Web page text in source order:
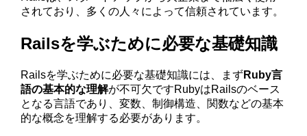
されており、多くの人々によって信頼されています。
Railsを学ぶために必要な基礎知識
Railsを学ぶために必要な基礎知識には、まずRuby言
語の基本的な理解が不可欠ですRubyはRailsのベース
となる言語であり、変数、制御構造、関数などの基本
的な概念を理解する必要があります。